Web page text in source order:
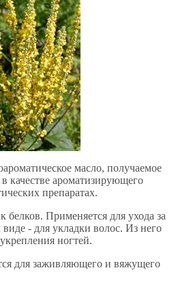
масло, получаемое
качестве ароматизирующего
препаратах.
Применяется для ухода за
- для укладки волос. Из него
ногтей.
для заживляющего и вяжущего